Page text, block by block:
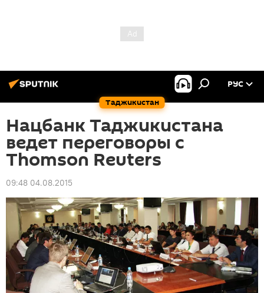
Таджикистан
РУС
Нацбанк Таджикистана
ведет переговоры с
Thomson Reuters
09:48 04.08.2015